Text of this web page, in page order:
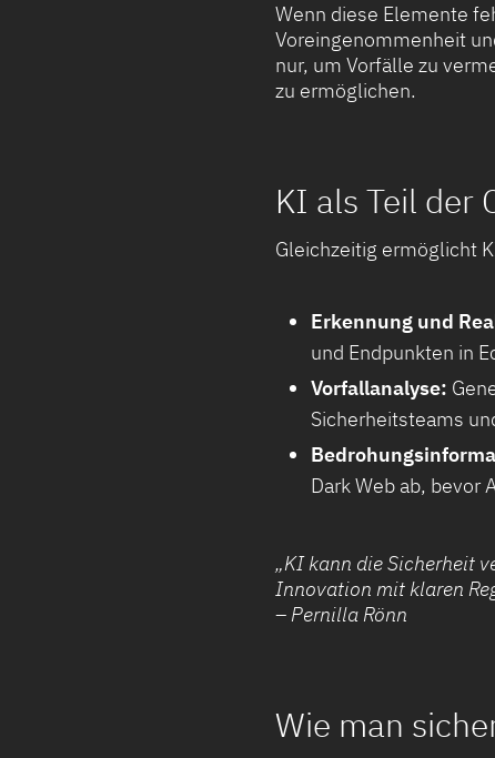
Wenn diese Elemente
Voreingenommenheit
nur, um Vorfälle zu
zu ermöglichen.
KI als Teil der
Gleichzeitig ermöglicht
Erkennung und
und Endpunkten in
Vorfallanalyse:
Sicherheitsteams
Dark Web ab, bevor
„KI kann die Sicherheit
Innovation mit klaren
– Pernilla Rönn
Wie man